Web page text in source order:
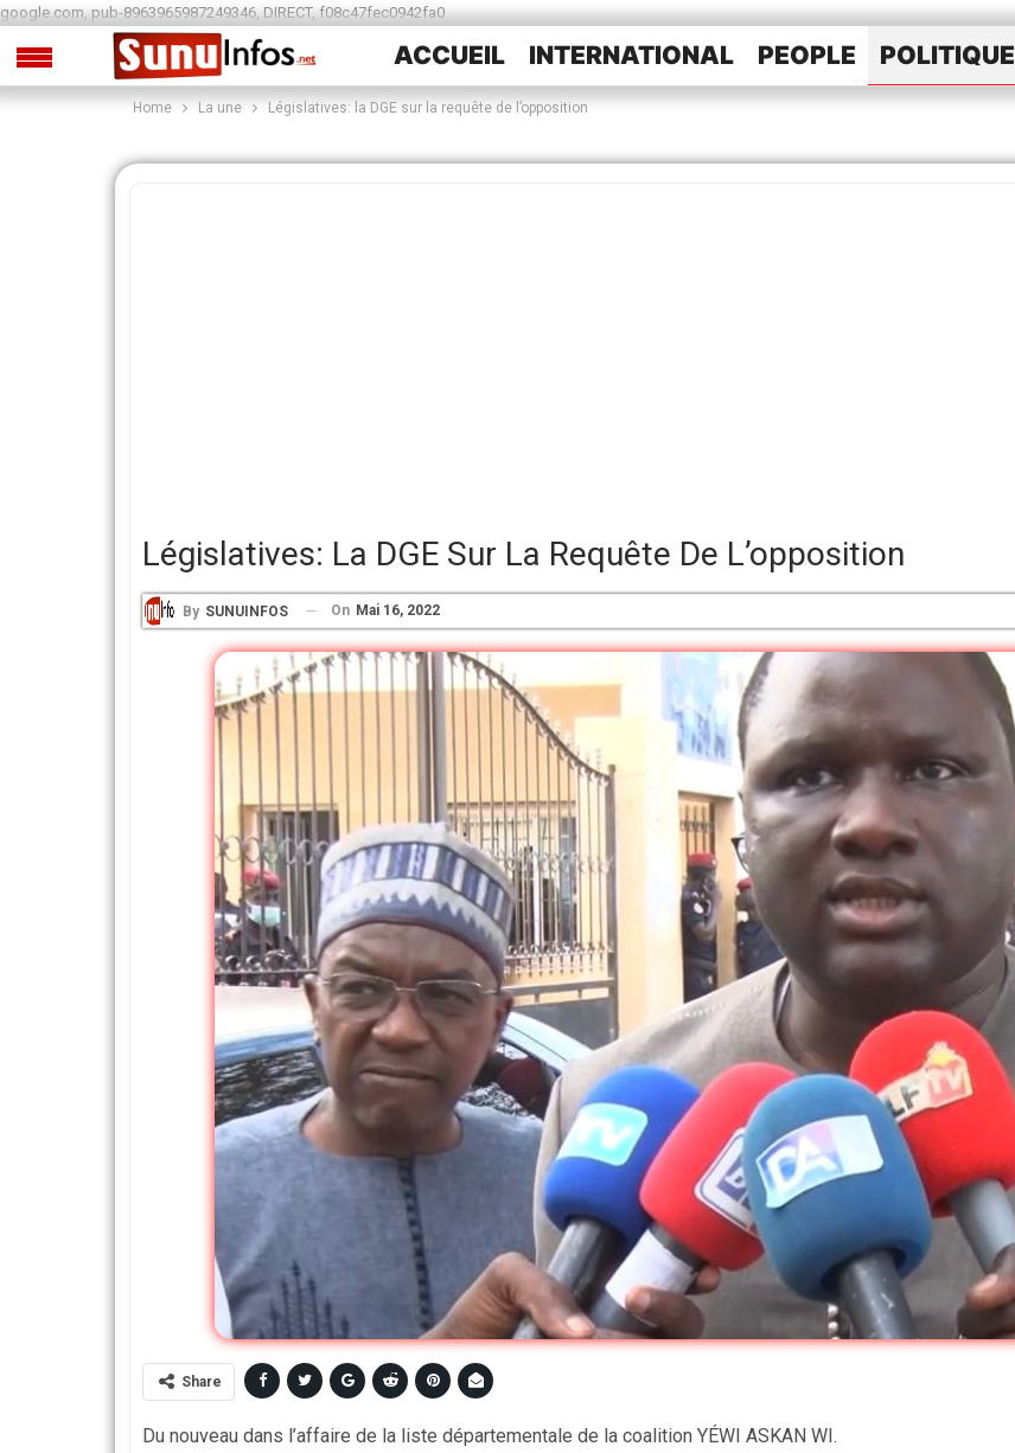
google.com, pub-8963965987249346, DIRECT, f08c47fec0942fa0
ACCUEIL INTERNATIONAL PEOPLE POLITIQUE
SPORTS
Home La une Législatives: la DGE sur la requête de l’opposition
Législatives: La DGE Sur La Requête De L’opposition
By SUNUINFOS On Mai 16, 2022
Share
Du nouveau dans l’affaire de la liste départementale de la coalition YÉWI ASKAN WI.